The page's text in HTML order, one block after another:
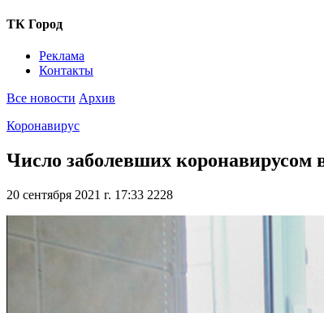
ТК Город
Реклама
Контакты
Все новости Архив
Коронавирус
Число заболевших коронавирусом
20 сентября 2021 г. 17:33 2228